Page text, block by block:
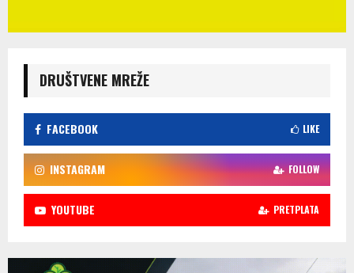
DRUŠTVENE MREŽE
FACEBOOK LIKE
INSTAGRAM FOLLOW
YOUTUBE PRETPLATA